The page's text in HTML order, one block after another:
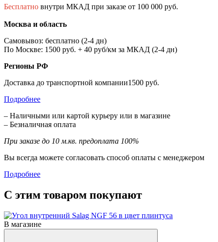
Бесплатно внутри МКАД при заказе от 100 000 руб.
Москва и область
Самовывоз: бесплатно (2-4 дн)
По Москве: 1500 руб. + 40 руб/км за МКАД (2-4 дн)
Регионы РФ
Доставка до транспортной компании1500 руб.
Подробнее
– Наличными или картой курьеру или в магазине
– Безналичная оплата
При заказе до 10 м.кв. предоплата 100%
Вы всегда можете согласовать способ оплаты с менеджером
Подробнее
С этим товаром покупают
В магазине